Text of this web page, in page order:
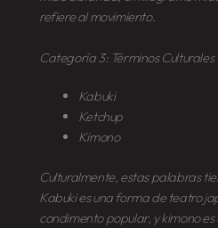
refiere al movimiento.
Categoría 3: Términos Culturales
Kabuki
Ketchup
Kimono
Culturalmente, estas palabras
Kabukies una forma de teatro
condimento popular, ykimonoes